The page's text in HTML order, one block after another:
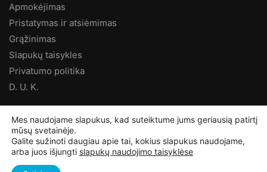
Apmokėjimas
Pristatymas ir atsiėmimas
Grąžinimas
Slapukų taisykles
Privatumo politika
D. U. K.
©Ampertas.lt2025, Visos teisės saugomos
Mes naudojame slapukus, kad suteiktume jums geriausią patirtį
mūsų svetainėje.
Galite sužinoti daugiau apie tai, kokius slapukus naudojame,
arba juos išjungti slapukų naudojimo taisyklėse